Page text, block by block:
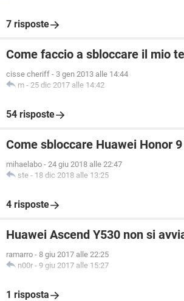
7 risposte
Come faccio a sbloccare il mio
cisse cheriff - 3 gen 2013 alle 14:44
m - 25 dic 2017 alle 14:42
54 risposte
Come sbloccare Huawei Honor
mihaelabo - 24 giu 2018 alle 22:47
ste - 18 dic 2018 alle 13:25
4 risposte
Huawei Ascend Y530 non si
ramarro - 8 giu 2017 alle 22:25
n00r - 9 giu 2017 alle 15:27
1 risposta